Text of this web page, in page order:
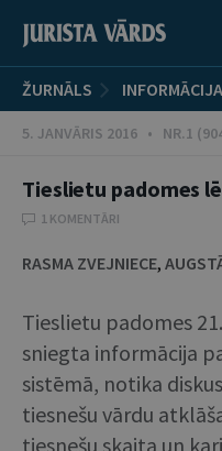
ŽURNĀLS INFORMĀCIJA
5. JANVĀRIS 2016 • NR.1
Tieslietu padomes
1 KOMENTĀRI
RASMA ZVEJNIECE,
Tieslietu padomes
sniegta informācija
sistēmā, notika
tiesnešu vārdu
tiesnešu skaita un